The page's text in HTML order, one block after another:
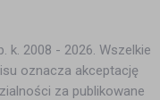
Madin - Silence In
Official)
k. 2008 - 2026. Wszelkie
oznacza akceptację
za publikowane